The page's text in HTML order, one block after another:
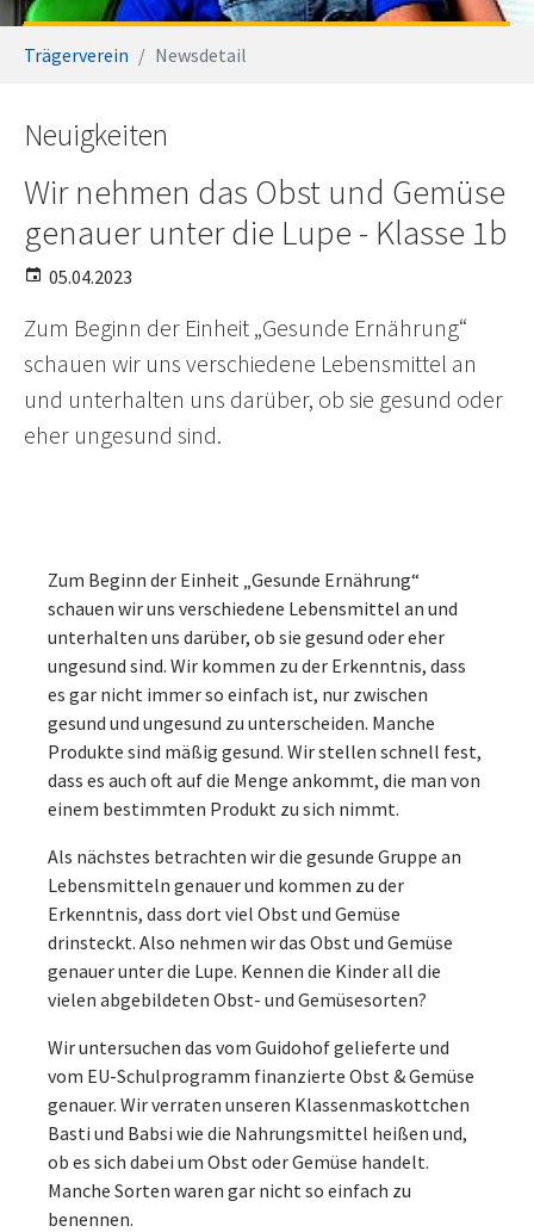
Trägerverein Newsdetail
Neuigkeiten
Wir nehmen das Obst und Gemüse
genauer unter die Lupe - Klasse 1b
05.04.2023
Zum Beginn der Einheit „Gesunde Ernährung“
schauen wir uns verschiedene Lebensmittel an
und unterhalten uns darüber, ob sie gesund oder
eher ungesund sind.
Zum Beginn der Einheit „Gesunde Ernährung“
schauen wir uns verschiedene Lebensmittel an und
unterhalten uns darüber, ob sie gesund oder eher
ungesund sind. Wir kommen zu der Erkenntnis, dass
es gar nicht immer so einfach ist, nur zwischen
gesund und ungesund zu unterscheiden. Manche
Produkte sind mäßig gesund. Wir stellen schnell fest,
dass es auch oft auf die Menge ankommt, die man von
einem bestimmten Produkt zu sich nimmt.
Als nächstes betrachten wir die gesunde Gruppe an
Lebensmitteln genauer und kommen zu der
Erkenntnis, dass dort viel Obst und Gemüse
drinsteckt. Also nehmen wir das Obst und Gemüse
genauer unter die Lupe. Kennen die Kinder all die
vielen abgebildeten Obst- und Gemüsesorten?
Wir untersuchen das vom Guidohof gelieferte und
vom EU-Schulprogramm finanzierte Obst & Gemüse
genauer. Wir verraten unseren Klassenmaskottchen
Basti und Babsi wie die Nahrungsmittel heißen und,
ob es sich dabei um Obst oder Gemüse handelt.
Manche Sorten waren gar nicht so einfach zu
benennen.